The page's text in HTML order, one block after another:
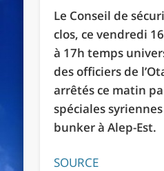
Le Conseil de
clos, ce vendredi
à 17h temps
des officiers de
arrêtés ce matin
spéciales
bunker à Alep-Est.
SOURCE